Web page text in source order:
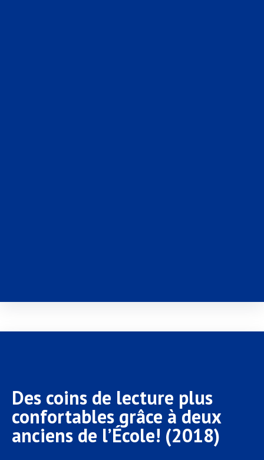
Des coins de lecture plus
confortables grâce à deux
anciens de l’École! (2018)